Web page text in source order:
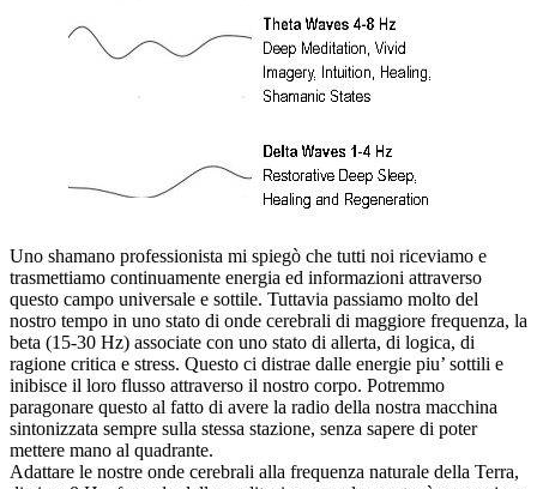
Uno shamano professionista mi spiegò che tutti noi riceviamo e
trasmettiamo continuamente energia ed informazioni attraverso
questo campo universale e sottile. Tuttavia passiamo molto del
nostro tempo in uno stato di onde cerebrali di maggiore frequenza, la
beta (15-30 Hz) associate con uno stato di allerta, di logica, di
ragione critica e stress. Questo ci distrae dalle energie piu’ sottili e
inibisce il loro flusso attraverso il nostro corpo. Potremmo
paragonare questo al fatto di avere la radio della nostra macchina
sintonizzata sempre sulla stessa stazione, senza sapere di poter
mettere mano al quadrante.
Adattare le nostre onde cerebrali alla frequenza naturale della Terra,